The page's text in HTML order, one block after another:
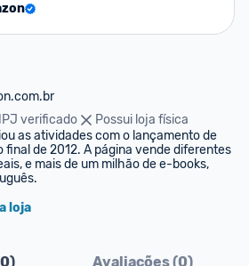
verificado
Possui loja física
as atividades com o lançamento de
final de 2012. A página vende diferentes
e mais de um milhão de e-books,
loja
0) Avaliações (0)